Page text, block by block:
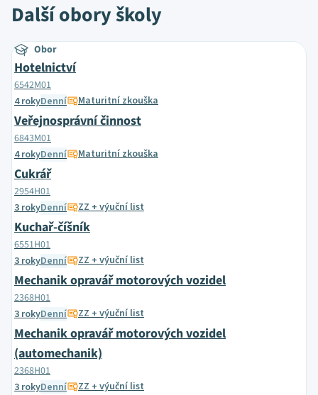
Další obory školy
Obor
Hotelnictví
6542M01
4 rokyDenní Maturitní zkouška
Veřejnosprávní činnost
6843M01
4 rokyDenní Maturitní zkouška
Cukrář
2954H01
3 rokyDenní ZZ + výuční list
Kuchař-číšník
6551H01
3 rokyDenní ZZ + výuční list
Mechanik opravář motorových vozidel
2368H01
3 rokyDenní ZZ + výuční list
Mechanik opravář motorových vozidel
(automechanik)
2368H01
3 rokyDenní ZZ + výuční list